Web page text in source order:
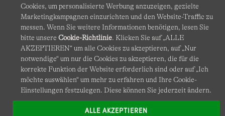
© COPYRIGHT LANDS' END EUROPE
Cookies, um personalisierte Werbung anzuzeigen, gezielte
Marketingkampagnen einzurichten und den Website-Traffic zu
messen. Wenn Sie weitere Informationen benötigen, lesen Sie
bitte unsere Cookie-Richtlinie. Klicken Sie auf „ALLE
AKZEPTIEREN“ um alle Cookies zu akzeptieren, auf „Nur
notwendige“ um nur die Cookies zu akzeptieren, die für die
korrekte Funktion der Website erforderlich sind oder auf „Ich
möchte auswählen“ um mehr zu erfahren und Ihre Cookie-
Einstellungen festzulegen. Diese können Sie jederzeit ändern.
ALLE AKZEPTIEREN